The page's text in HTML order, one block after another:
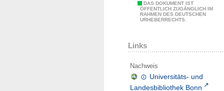
DAS DOKUMENT IST
ÖFFENTLICH ZUGÄNGLICH IM
RAHMEN DES DEUTSCHEN
URHEBERRECHTS.
Links
Nachweis
Universitäts- und
Landesbibliothek Bonn